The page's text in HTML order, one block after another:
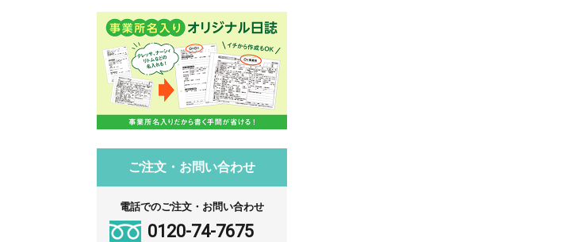
ご注文・お問い合わせ
電話でのご注文・お問い合わせ
0120-74-7675